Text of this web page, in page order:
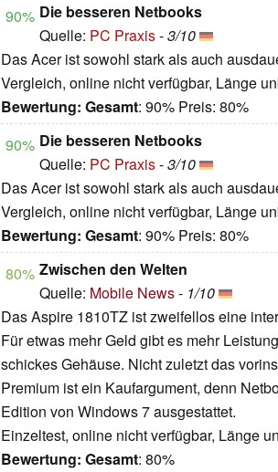
90% Die besseren Netbooks
Quelle: PC Praxis-3/10
Das Acer ist sowohl stark als auch
Vergleich, online nicht verfügbar, Länge
Bewertung: Gesamt: 90% Preis: 80%
90% Die besseren Netbooks
Quelle: PC Praxis-3/10
Das Acer ist sowohl stark als auch
Vergleich, online nicht verfügbar, Länge
Bewertung: Gesamt: 90% Preis: 80%
80% Zwischen den Welten
Quelle: Mobile News- 1/10
Das Aspire 1810TZ ist zweifellos eine
Für etwas mehr Geld gibt es mehr
schickes Gehäuse. Nicht zuletzt das
Premium ist ein Kaufargument, denn
Edition von Windows 7 ausgestattet.
Einzeltest, online nicht verfügbar, Länge
Bewertung: Gesamt: 80%